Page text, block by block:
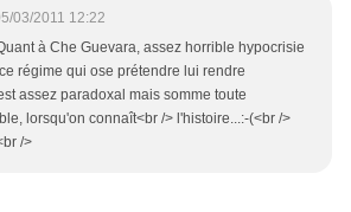
03/2011 12:22
à Che Guevara, assez horrible hypocrisie
régime qui ose prétendre lui rendre
assez paradoxal mais somme toute
lorsqu'on connaît<br /> l'histoire...:-(<br />
/>